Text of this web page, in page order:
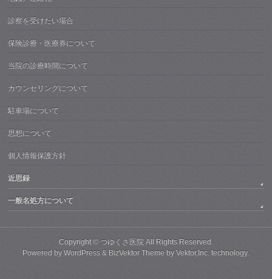
診察を受けたい場合
保険診療・医療券について
当院の診療時間について
カウンセリングについて
駐車場について
思想について
個人情報保護方針
近思録
一般名処方について
Copyright © つゆくさ医院All Rights Reserved.
Powered byWordPress & BizVektor Theme byVektor,Inc. technology.